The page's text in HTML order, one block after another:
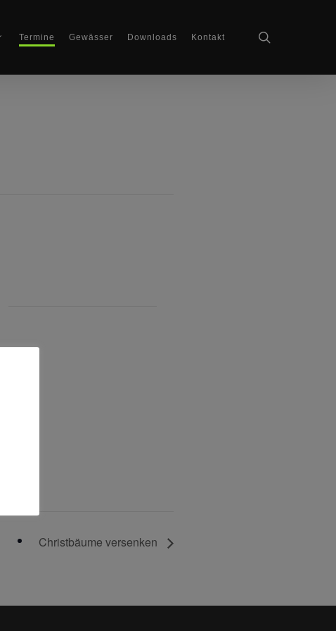
Termine Gewässer Downloads Kontakt
Christbäume versenken